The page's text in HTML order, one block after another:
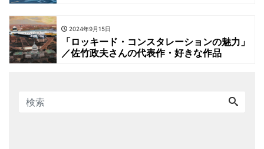
2024年9月15日
「ロッキード・コンスタレーションの魅力」
／佐竹政夫さんの代表作・好きな作品